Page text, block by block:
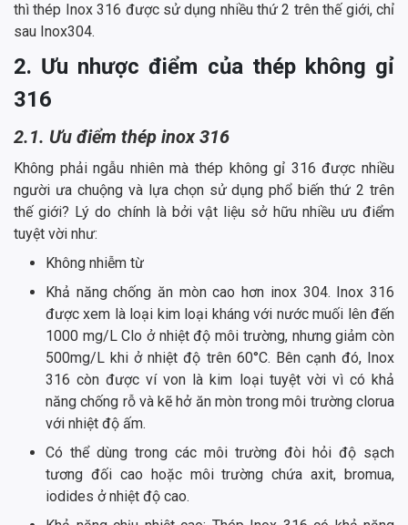
thì thép Inox 316 được sử dụng nhiều thứ 2 trên thế giới, chỉ
sau Inox304.
2. Ưu nhược điểm của thép không gỉ
316
2.1. Ưu điểm thép inox 316
Không phải ngẫu nhiên mà thép không gỉ 316 được nhiều
người ưa chuộng và lựa chọn sử dụng phổ biến thứ 2 trên
thế giới? Lý do chính là bởi vật liệu sở hữu nhiều ưu điểm
tuyệt vời như:
Không nhiễm từ
Khả năng chống ăn mòn cao hơn inox 304. Inox 316
được xem là loại kim loại kháng với nước muối lên đến
1000 mg/L Clo ở nhiệt độ môi trường, nhưng giảm còn
500mg/L khi ở nhiệt độ trên 60°C. Bên cạnh đó, Inox
316 còn được ví von là kim loại tuyệt vời vì có khả
năng chống rỗ và kẽ hở ăn mòn trong môi trường clorua
với nhiệt độ ấm.
Có thể dùng trong các môi trường đòi hỏi độ sạch
tương đối cao hoặc môi trường chứa axit, bromua,
iodides ở nhiệt độ cao.